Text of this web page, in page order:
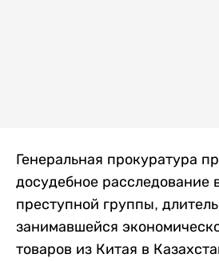
Генеральная прокуратура
досудебное расследование
преступной группы,
занимавшейся
товаров из Китая в